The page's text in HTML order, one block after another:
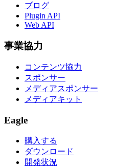
ブログ
Plugin API
Web API
事業協力
コンテンツ協力
スポンサー
メディアスポンサー
メディアキット
Eagle
購入する
ダウンロード
開発状況